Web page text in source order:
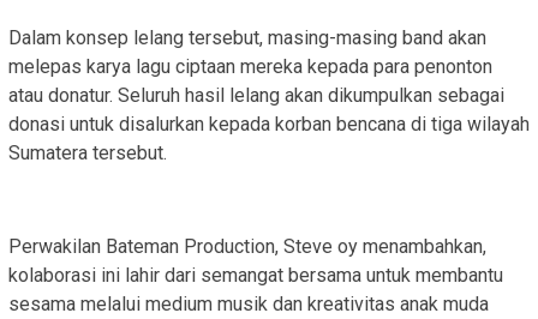
‎Dalam konsep lelang tersebut, masing-masing band akan
melepas karya lagu ciptaan mereka kepada para penonton
atau donatur. Seluruh hasil lelang akan dikumpulkan sebagai
donasi untuk disalurkan kepada korban bencana di tiga wilayah
Sumatera tersebut.
‎Perwakilan Bateman Production, Steve oy menambahkan,
kolaborasi ini lahir dari semangat bersama untuk membantu
sesama melalui medium musik dan kreativitas anak muda